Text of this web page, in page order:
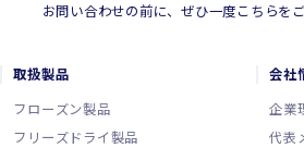
お問い合わせの前に、ぜひ一度こちらを
取扱製品
フローズン製品
フリーズドライ製品
会社
企業
代表